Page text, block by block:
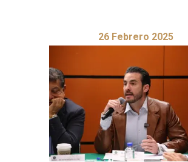
26 Febrero 2025